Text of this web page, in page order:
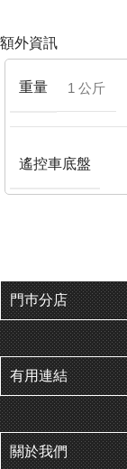
額外資訊
重量 1 公斤
遙控車底盤
門巿分店
有用連結
關於我們